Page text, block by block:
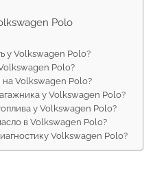
Polo
у Volkswagen Polo?
Polo?
на Volkswagen Polo?
у Volkswagen Polo?
у Volkswagen Polo?
в Volkswagen Polo?
Volkswagen Polo?